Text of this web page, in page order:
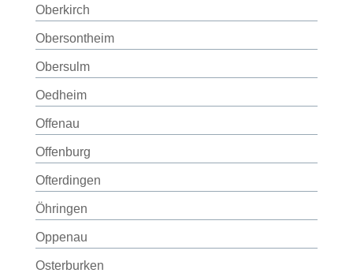
Oberkirch
Obersontheim
Obersulm
Oedheim
Offenau
Offenburg
Ofterdingen
Öhringen
Oppenau
Osterburken